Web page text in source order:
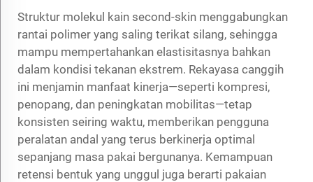
Struktur molekul kain second-skin menggabungkan
rantai polimer yang saling terikat silang, sehingga
mampu mempertahankan elastisitasnya bahkan
dalam kondisi tekanan ekstrem. Rekayasa canggih
ini menjamin manfaat kinerja—seperti kompresi,
penopang, dan peningkatan mobilitas—tetap
konsisten seiring waktu, memberikan pengguna
peralatan andal yang terus berkinerja optimal
sepanjang masa pakai bergunanya. Kemampuan
retensi bentuk yang unggul juga berarti pakaian